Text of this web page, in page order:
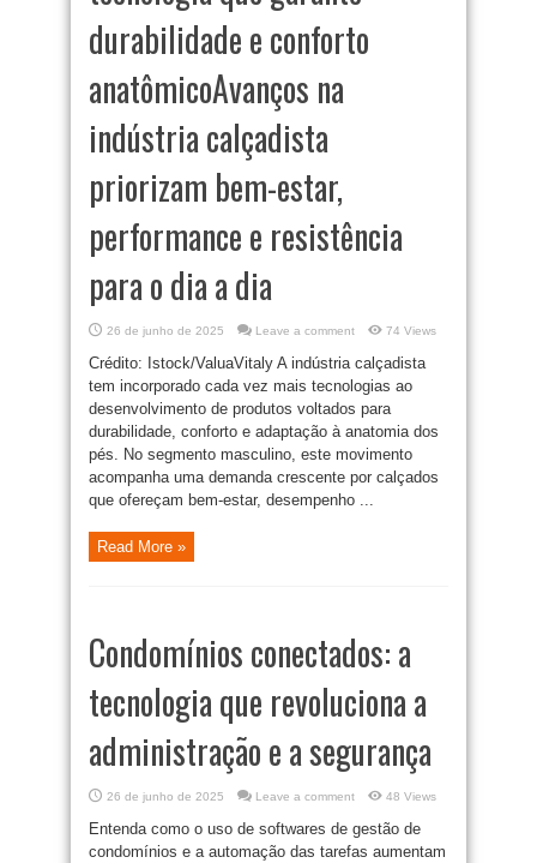
durabilidade e conforto
anatômicoAvanços na
indústria calçadista
priorizam bem-estar,
performance e resistência
para o dia a dia
26 de junho de 2025 Leave a comment 74 Views
Crédito: Istock/ValuaVitaly A indústria calçadista
tem incorporado cada vez mais tecnologias ao
desenvolvimento de produtos voltados para
durabilidade, conforto e adaptação à anatomia dos
pés. No segmento masculino, este movimento
acompanha uma demanda crescente por calçados
que ofereçam bem-estar, desempenho ...
Read More »
Condomínios conectados: a
tecnologia que revoluciona a
administração e a segurança
26 de junho de 2025 Leave a comment 48 Views
Entenda como o uso de softwares de gestão de
condomínios e a automação das tarefas aumentam